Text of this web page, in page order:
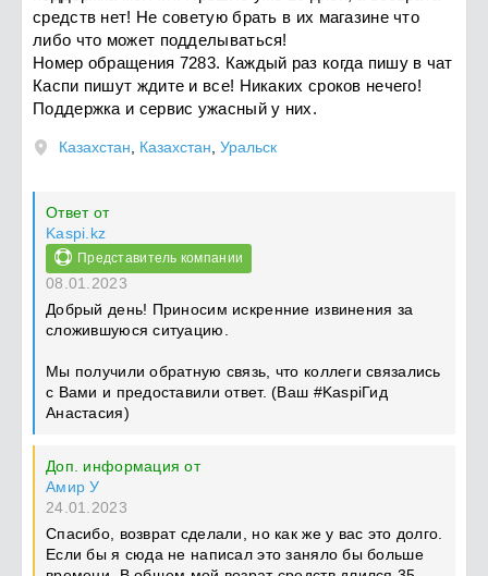
средств нет! Не советую брать в их магазине что
либо что может подделываться!
Номер обращения 7283. Каждый раз когда пишу в чат
Каспи пишут ждите и все! Никаких сроков нечего!
Поддержка и сервис ужасный у них.
Казахстан Казахстан Уральск
Ответ от
Kaspi.kz
Представитель компании
08.01.2023
Добрый день! Приносим искренние извинения за
сложившуюся ситуацию.
Мы получили обратную связь, что коллеги связались
с Вами и предоставили ответ. (Ваш #KaspiГид
Анастасия)
Доп. информация от
Амир У
24.01.2023
Спасибо, возврат сделали, но как же у вас это долго.
Если бы я сюда не написал это заняло бы больше